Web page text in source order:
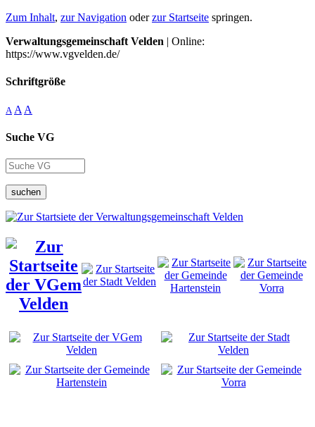
Zum Inhalt, zur Navigation oderzur Startseite springen.
Verwaltungsgemeinschaft Velden | Online:
https://www.vgvelden.de/
Schriftgröße
A A A
Suche VG
suchen